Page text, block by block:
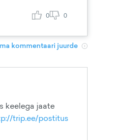
0 0
kommentaari juurde
keelega jaate
trip.ee/postitus